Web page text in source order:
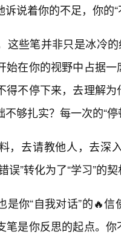
说着你的不足，你的“
这些笔并非只是冰冷
始在你的视野中占据
得不停下来，去理解
够扎实？每一次的“停
，去请教他人，去深
”转化为了“学习”的契
是你“自我对话”的🔥
笔是你反思的起点。